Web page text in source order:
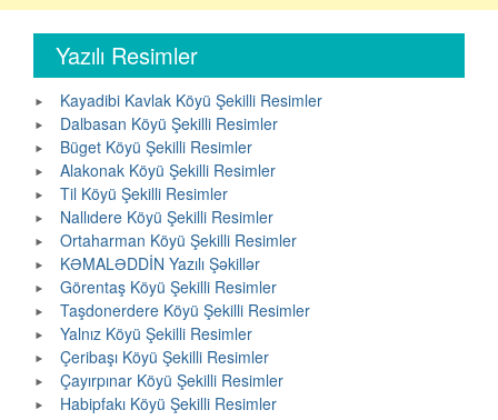
Yazılı Resimler
Kayadibi Kavlak Köyü Şekilli Resimler
Dalbasan Köyü Şekilli Resimler
Büget Köyü Şekilli Resimler
Alakonak Köyü Şekilli Resimler
Til Köyü Şekilli Resimler
Nallıdere Köyü Şekilli Resimler
Ortaharman Köyü Şekilli Resimler
KƏMALƏDDİN Yazılı Şəkillər
Görentaş Köyü Şekilli Resimler
Taşdonerdere Köyü Şekilli Resimler
Yalnız Köyü Şekilli Resimler
Çeribaşı Köyü Şekilli Resimler
Çayırpınar Köyü Şekilli Resimler
Habipfakı Köyü Şekilli Resimler